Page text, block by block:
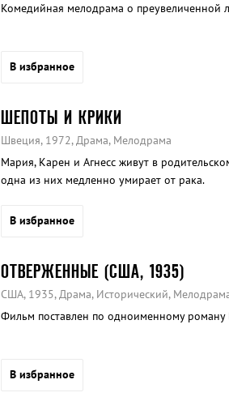
Комедийная мелодрама о
В избранное
ШЕПОТЫ И КРИКИ
Швеция, 1972, Драма, Мелодрама
Мария, Карен и Агнесс живут в
одна из них медленно умирает от рака.
В избранное
ОТВЕРЖЕННЫЕ (США, 1935)
США, 1935, Драма, Исторический,
Фильм поставлен по одноименному роману
В избранное